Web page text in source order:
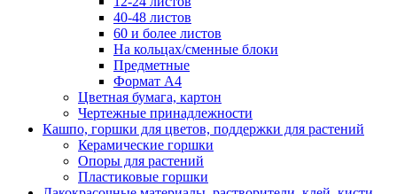
40-48 листов
60 и более листов
На кольцах/сменные блоки
Предметные
Формат А4
Цветная бумага, картон
Чертежные принадлежности
Кашпо, горшки для цветов, поддержки для растений
Керамические горшки
Опоры для растений
Пластиковые горшки